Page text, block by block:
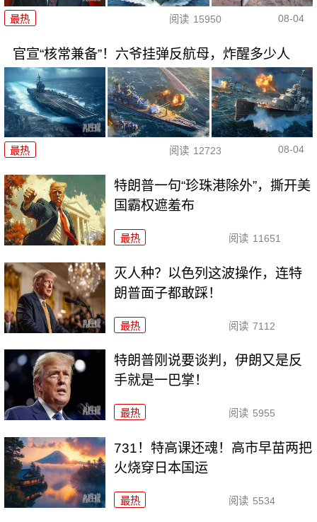
最热 阅读 15950 08-04
官宣“核常兼备”！六爷挂弹反航母，炸醒多少人
最热 阅读 12723 08-04
特朗普一句“珍珠港除外”，撕开美
国霸权遮羞布
最热 阅读 11651
灭人种？以色列这波操作，连特
朗普面子都敢踩！
最热 阅读 7112
特朗普刚说要谈判，伊朗又是反
手就是一巴掌！
最热 阅读 5955
731！特高课还魂！高市早苗两把
火烧穿日本国运
最热 阅读 5534